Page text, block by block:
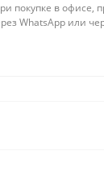
покупке в офисе,
WhatsApp или